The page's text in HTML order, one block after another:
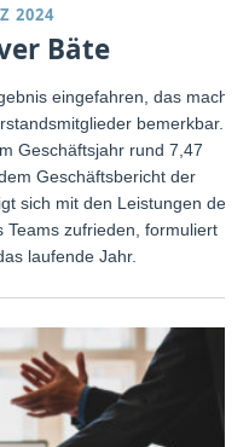
2024
Bäte
eingefahren, das macht
bemerkbar.
Geschäftsjahr rund 7,47
Geschäftsbericht der
sich mit den Leistungen des
Teams zufrieden, formuliert
laufende Jahr.